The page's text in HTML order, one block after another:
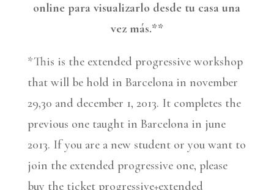
online para visualizarlo desde tu casa una
vez más.**
*This is the extended progressive workshop
that will be hold in Barcelona in november
29,30 and december 1, 2013. It completes the
previous one taught in Barcelona in june
2013. If you are a new student or you want to
join the extended progressive one, please
buy the ticket progressive+extended